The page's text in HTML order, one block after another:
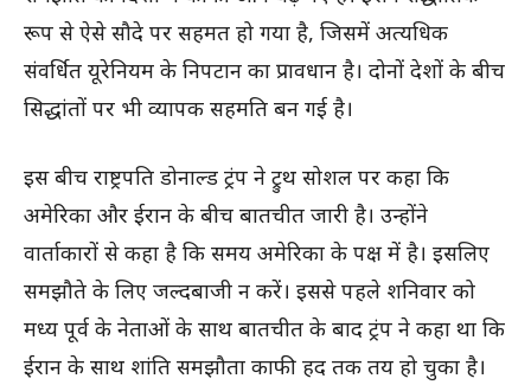
रूप से ऐसे सौदे पर सहमत हो गया है, जिसमें अत्यधिक
संवर्धित यूरेनियम के निपटान का प्रावधान है। दोनों देशों के बीच
सिद्धांतों पर भी व्यापक सहमति बन गई है।
इस बीच राष्ट्रपति डोनाल्ड ट्रंप ने ट्रुथ सोशल पर कहा कि
अमेरिका और ईरान के बीच बातचीत जारी है। उन्होंने
वार्ताकारों से कहा है कि समय अमेरिका के पक्ष में है। इसलिए
समझौते के लिए जल्दबाजी न करें। इससे पहले शनिवार को
मध्य पूर्व के नेताओं के साथ बातचीत के बाद ट्रंप ने कहा था कि
ईरान के साथ शांति समझौता काफी हद तक तय हो चुका है।